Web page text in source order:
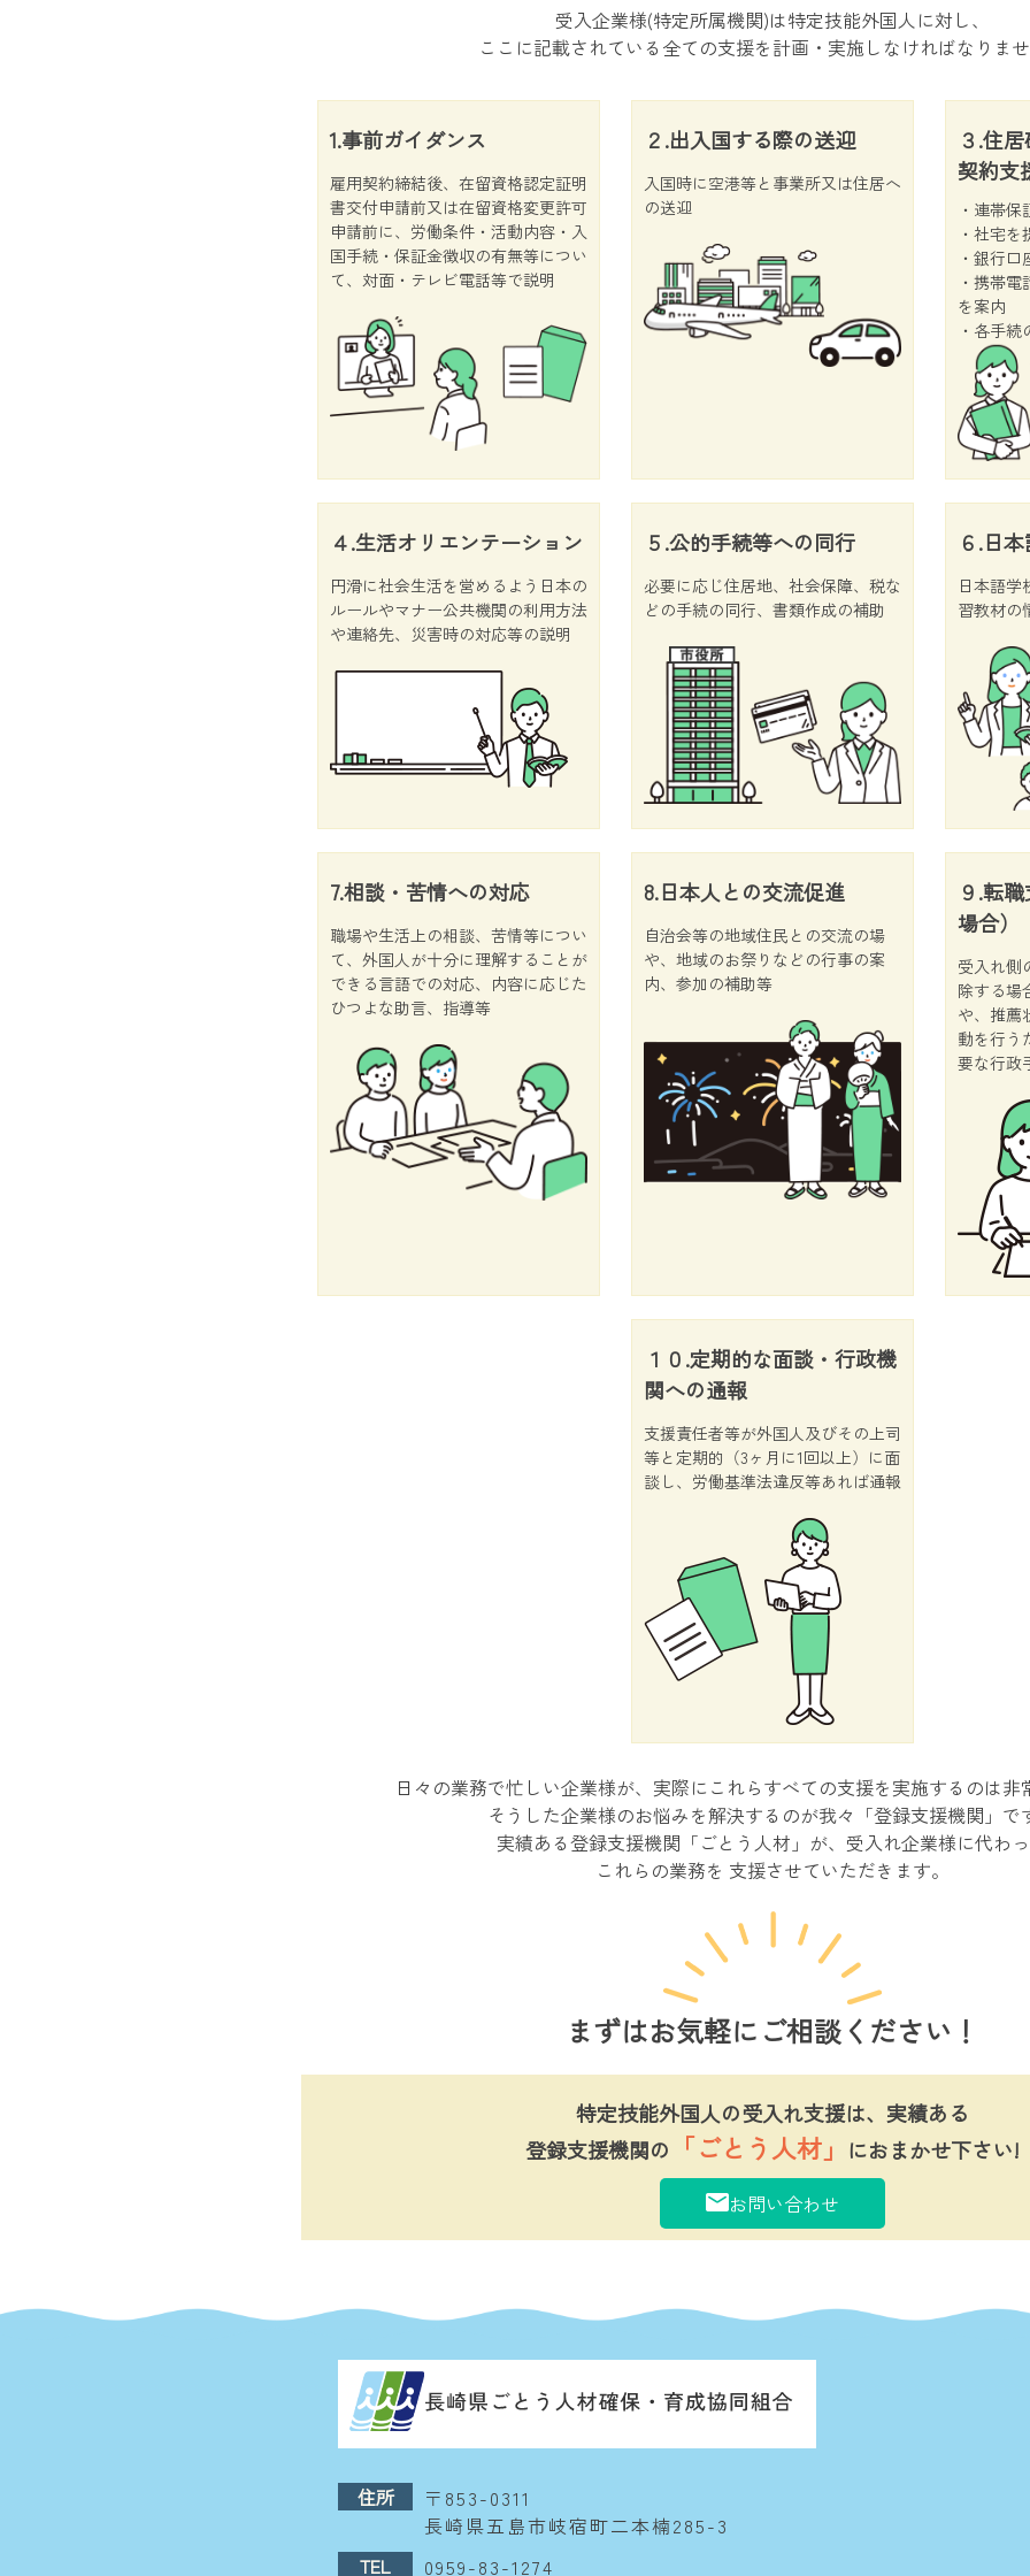
受入企業様(特定所属機関)は特定技能外国人に対し、
ここに記載されている全ての支援を計画・実施しなければなりませ
1.事前ガイダンス
雇用契約締結後、在留資格認定証明
書交付申請前又は在留資格変更許可
申請前に、労働条件・活動内容・入
国手続・保証金徴収の有無等につい
て、対面・テレビ電話等で説明
２.出入国する際の送迎
入国時に空港等と事業所又は住居へ
の送迎
３.住
契約支
・連帯保
・社宅
・銀行
・携帯
を案内
・各手続
４.生活オリエンテーション
円滑に社会生活を営めるよう日本の
ルールやマナー公共機関の利用方法
や連絡先、災害時の対応等の説明
５.公的手続等への同行
必要に応じ住居地、社会保障、税な
どの手続の同行、書類作成の補助
６.日
日本語学
習教材の
7.相談・苦情への対応
職場や生活上の相談、苦情等につい
て、外国人が十分に理解することが
できる言語での対応、内容に応じた
ひつよな助言、指導等
8.日本人との交流促進
自治会等の地域住民との交流の場
や、地域のお祭りなどの行事の案
内、参加の補助等
９.転
場合）
受入れ側
除する場
や、推薦
動を行う
要な行政
１０.定期的な面談・行政機
関への通報
支援責任者等が外国人及びその上司
等と定期的（3ヶ月に1回以上）に面
談し、労働基準法違反等あれば通報
日々の業務で忙しい企業様が、実際にこれらすべての支援を実施するのは非
そうした企業様のお悩みを解決するのが我々「登録支援機関」で
実績ある登録支援機関「ごとう人材」が、受入れ企業様に代わ
これらの業務を 支援させていただきます。
まずはお気軽にご相談ください！
特定技能外国人の受入れ支援は、実績ある
登録支援機関の
「ごとう人材」 におまかせ下さい!
お問い合わせ
住所
〒853-0311
長崎県五島市岐宿町二本楠285-3
TEL
0959-83-1274